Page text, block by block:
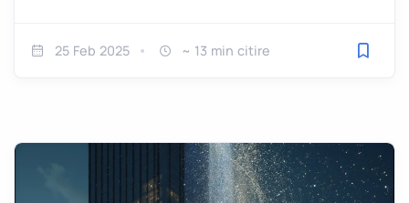
25 Feb 2025 ~ 13 min citire